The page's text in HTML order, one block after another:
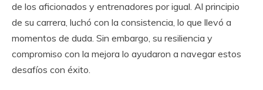
de los aficionados y entrenadores por igual. Al principio
de su carrera, luchó con la consistencia, lo que llevó a
momentos de duda. Sin embargo, su resiliencia y
compromiso con la mejora lo ayudaron a navegar estos
desafíos con éxito.